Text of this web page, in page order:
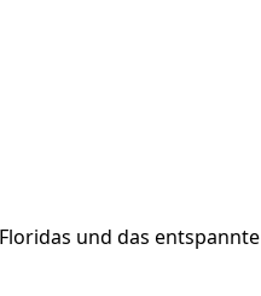
und das entspannte